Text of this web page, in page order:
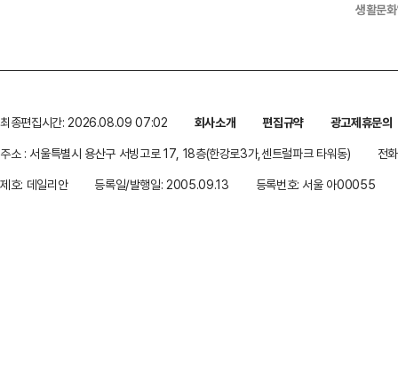
생활문
최종편집시간: 2026.08.09 07:02 회사소개 편집규약
광고제휴문의
주소 : 서울특별시 용산구 서빙고로 17, 18층(한강로3가,센트럴파크 타워동)
전
제호: 데일리안
등록일/발행일: 2005.09.13 등록번호: 서울 아00055